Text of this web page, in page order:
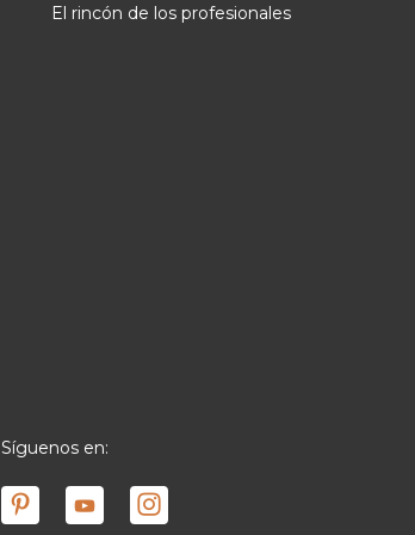
El rincón de los profesionales
Síguenos en: